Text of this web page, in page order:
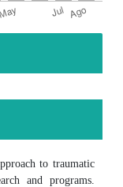
to traumatic
and programs.